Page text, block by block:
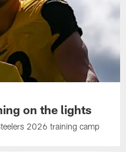
on the lights
2026 training camp